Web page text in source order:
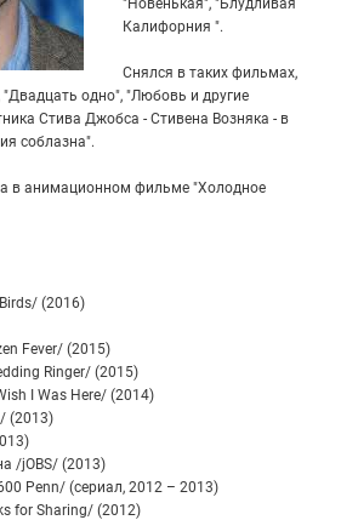
"Новенькая", "Блудливая
Калифорния ".
Снялся в таких фильмах,
одно", "Любовь и другие
Стива Джобса - Стивена Возняка - в
соблазна".
в анимационном фильме "Холодное
(2016)
Fever/ (2015)
Ringer/ (2015)
I Was Here/ (2014)
(2013)
/jOBS/ (2013)
Penn/ (сериал, 2012 – 2013)
for Sharing/ (2012)